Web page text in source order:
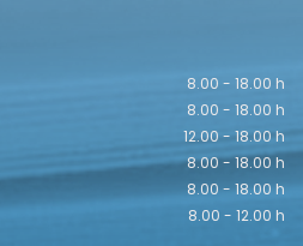
8.00 - 18.00 h
8.00 - 18.00 h
12.00 - 18.00 h
8.00 - 18.00 h
8.00 - 18.00 h
8.00 - 12.00 h